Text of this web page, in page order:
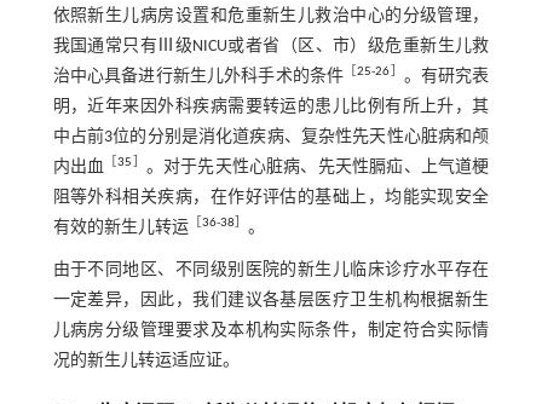
依照新生儿病房设置和危重新生儿救治中心的分级管理，
我国通常只有Ⅲ级NICU或者省（区、市）级危重新生儿救
治中心具备进行新生儿外科手术的条件 ［25-26
。有研究表
明，近年来因外科疾病需要转运的患儿比例有所上升，其
中占前3位的分别是消化道疾病、复杂性先天性心脏病和颅
内出血 ［35
。对于先天性心脏病、先天性膈疝、上气道梗
阻等外科相关疾病，在作好评估的基础上，均能实现安全
有效的新生儿转运［ 36-38 。
由于不同地区、不同级别医院的新生儿临床诊疗水平存在
一定差异，因此，我们建议各基层医疗卫生机构根据新生
儿病房分级管理要求及本机构实际条件，制定符合实际情
况的新生儿转运适应证。